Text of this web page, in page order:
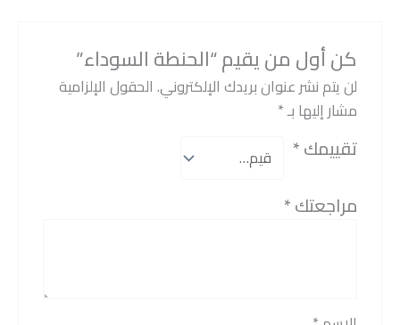
كن أول من يقيم “الحنطة السوداء”
لن يتم نشر عنوان بريدك الإلكتروني. الحقول الإلزامية
مشار إليها بـ*
تقييمك*
مراجعتك*